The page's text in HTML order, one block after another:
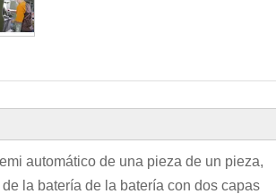
automático de una pieza de un pieza,
la batería de la batería con dos capas